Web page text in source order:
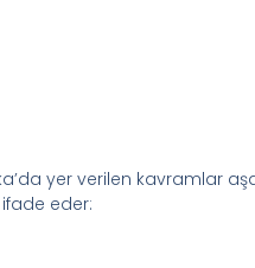
yer verilen kavramlar
eder: